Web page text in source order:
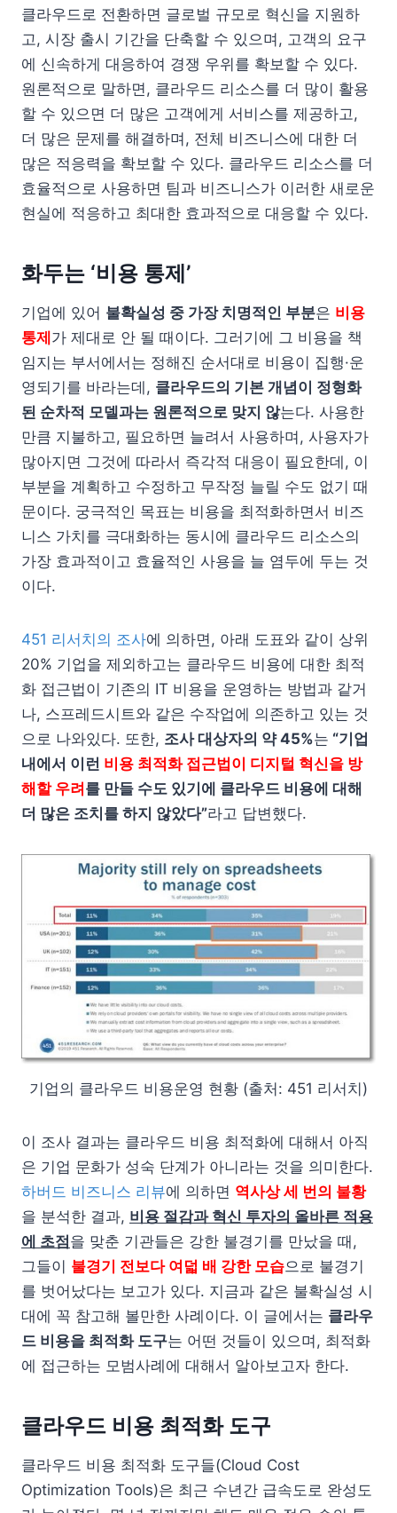
클라우드로 전환하면 글로벌 규모로 혁신을 지원하
고, 시장 출시 기간을 단축할 수 있으며, 고객의 요구
에 신속하게 대응하여 경쟁 우위를 확보할 수 있다.
원론적으로 말하면, 클라우드 리소스를 더 많이 활용
할 수 있으면 더 많은 고객에게 서비스를 제공하고,
더 많은 문제를 해결하며, 전체 비즈니스에 대한 더
많은 적응력을 확보할 수 있다. 클라우드 리소스를 더
효율적으로 사용하면 팀과 비즈니스가 이러한 새로운
현실에 적응하고 최대한 효과적으로 대응할 수 있다.
화두는 ‘비용 통제’
기업에 있어 불확실성 중 가장 치명적인 부분은 비용
통제가 제대로 안 될 때이다. 그러기에 그 비용을 책
임지는 부서에서는 정해진 순서대로 비용이 집행·운
영되기를 바라는데, 클라우드의 기본 개념이 정형화
된 순차적 모델과는 원론적으로 맞지 않는다. 사용한
만큼 지불하고, 필요하면 늘려서 사용하며, 사용자가
많아지면 그것에 따라서 즉각적 대응이 필요한데, 이
부분을 계획하고 수정하고 무작정 늘릴 수도 없기 때
문이다. 궁극적인 목표는 비용을 최적화하면서 비즈
니스 가치를 극대화하는 동시에 클라우드 리소스의
가장 효과적이고 효율적인 사용을 늘 염두에 두는 것
이다.
451 리서치의 조사에 의하면, 아래 도표와 같이 상위
20% 기업을 제외하고는 클라우드 비용에 대한 최적
화 접근법이 기존의 IT 비용을 운영하는 방법과 같거
나, 스프레드시트와 같은 수작업에 의존하고 있는 것
으로 나와있다. 또한, 조사 대상자의 약 45%는 “기업
내에서 이런 비용 최적화 접근법이 디지털 혁신을 방
해할 우려를 만들 수도 있기에 클라우드 비용에 대해
더 많은 조치를 하지 않았다”라고 답변했다.
기업의 클라우드 비용운영 현황 (출처: 451 리서치)
이 조사 결과는 클라우드 비용 최적화에 대해서 아직
은 기업 문화가 성숙 단계가 아니라는 것을 의미한다.
하버드 비즈니스 리뷰에 의하면 역사상 세 번의 불황
을 분석한 결과, 비용 절감과 혁신 투자의 올바른 적용
에 초점 을 맞춘 기관들은 강한 불경기를 만났을 때,
그들이 불경기 전보다 여덟 배 강한 모습으로 불경기
를 벗어났다는 보고가 있다. 지금과 같은 불확실성 시
대에 꼭 참고해 볼만한 사례이다. 이 글에서는 클라우
드 비용을 최적화 도구는 어떤 것들이 있으며, 최적화
에 접근하는 모범사례에 대해서 알아보고자 한다.
클라우드 비용 최적화 도구
클라우드 비용 최적화 도구들(Cloud Cost
Optimization Tools)은 최근 수년간 급속도로 완성도